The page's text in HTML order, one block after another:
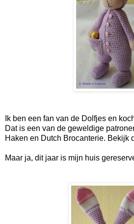
Ik ben een fan van de Dolfjes en
Dat is een van de geweldige
Haken en Dutch Brocanterie. Bekijk
Maar ja, dit jaar is mijn huis